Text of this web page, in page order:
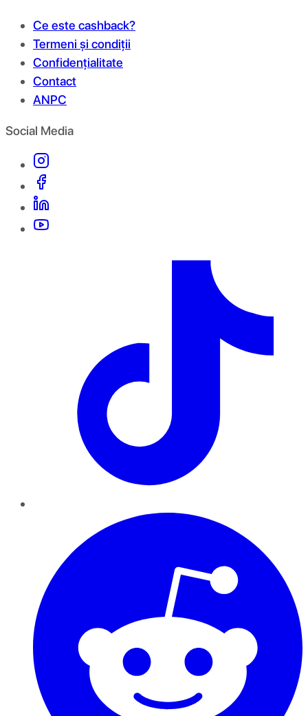
Ce este cashback?
Termeni și condiții
Confidențialitate
Contact
ANPC
Social Media